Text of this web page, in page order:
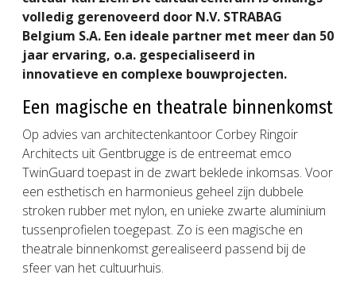
volledig gerenoveerd door N.V. STRABAG
Belgium S.A. Een ideale partner met meer dan 50
jaar ervaring, o.a. gespecialiseerd in
innovatieve en complexe bouwprojecten.
Een magische en theatrale binnenkomst
Op advies van architectenkantoor Corbey Ringoir
Architects uit Gentbrugge is de entreemat emco
TwinGuard toepast in de zwart beklede inkomsas. Voor
een esthetisch en harmonieus geheel zijn dubbele
stroken rubber met nylon, en unieke zwarte aluminium
tussenprofielen toegepast. Zo is een magische en
theatrale binnenkomst gerealiseerd passend bij de
sfeer van het cultuurhuis.